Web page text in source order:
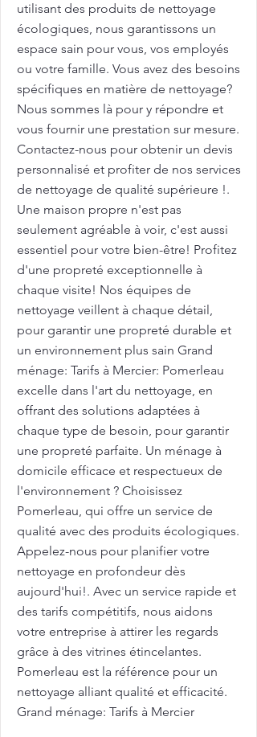
utilisant des produits de nettoyage
écologiques, nous garantissons un
espace sain pour vous, vos employés
ou votre famille. Vous avez des besoins
spécifiques en matière de nettoyage?
Nous sommes là pour y répondre et
vous fournir une prestation sur mesure.
Contactez-nous pour obtenir un devis
personnalisé et profiter de nos services
de nettoyage de qualité supérieure !.
Une maison propre n'est pas
seulement agréable à voir, c'est aussi
essentiel pour votre bien-être! Profitez
d'une propreté exceptionnelle à
chaque visite! Nos équipes de
nettoyage veillent à chaque détail,
pour garantir une propreté durable et
un environnement plus sain Grand
ménage: Tarifs à Mercier: Pomerleau
excelle dans l'art du nettoyage, en
offrant des solutions adaptées à
chaque type de besoin, pour garantir
une propreté parfaite. Un ménage à
domicile efficace et respectueux de
l'environnement ? Choisissez
Pomerleau, qui offre un service de
qualité avec des produits écologiques.
Appelez-nous pour planifier votre
nettoyage en profondeur dès
aujourd'hui!. Avec un service rapide et
des tarifs compétitifs, nous aidons
votre entreprise à attirer les regards
grâce à des vitrines étincelantes.
Pomerleau est la référence pour un
nettoyage alliant qualité et efficacité.
Grand ménage: Tarifs à Mercier